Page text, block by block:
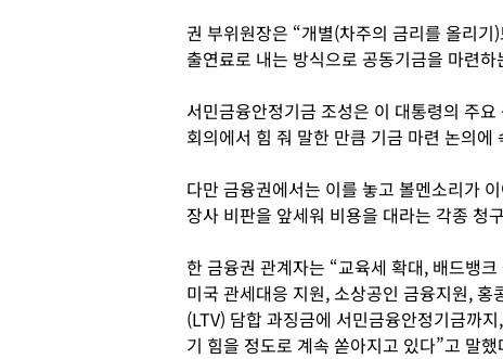
권 부위원장은 “개별(차주의 금리를 올리
출연료로 내는 방식으로 공동기금을 마련
서민금융안정기금 조성은 이 대통령의 주
회의에서 힘 줘 말한 만큼 기금 마련 논의
다만 금융권에서는 이를 놓고 볼멘소리가
장사 비판을 앞세워 비용을 대라는 각종 청
한 금융권 관계자는 “교육세 확대, 배드뱅
미국 관세대응 지원, 소상공인 금융지원,
(LTV) 담합 과징금에 서민금융안정기금까
기 힘을 정도로 계속 쏟아지고 있다”고 말했